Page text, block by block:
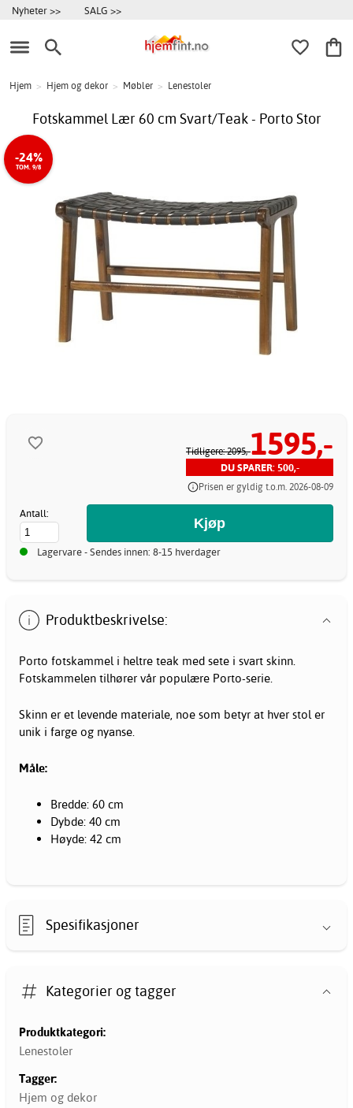
Nyheter >> SALG >>
Hjem > Hjem og dekor > Møbler > Lenestoler
Fotskammel Lær 60 cm Svart/Teak - Porto Stor
-24%
TOM. 9/8
Tidligere: 2095,-1595,-
DU SPARER: 500,-
Prisen er gyldig t.o.m. 2026-08-09
Antall:
Lagervare - Sendes innen: 8-15 hverdager
Produktbeskrivelse:
Porto fotskammel i heltre teak med sete i svart skinn.
Fotskammelen tilhører vår populære Porto-serie.
Skinn er et levende materiale, noe som betyr at hver stol er
unik i farge og nyanse.
Måle:
Bredde: 60 cm
Dybde: 40 cm
Høyde: 42 cm
Spesifikasjoner
Kategorier og tagger
Produktkategori:
Lenestoler
Tagger:
Hjem og dekor